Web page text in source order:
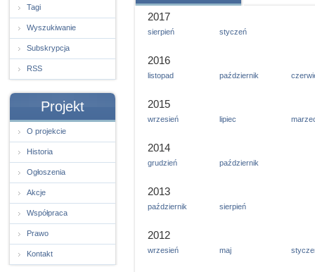
Tagi
Wyszukiwanie
Subskrypcja
RSS
Projekt
O projekcie
Historia
Ogłoszenia
Akcje
Współpraca
Prawo
Kontakt
2017
sierpień styczeń
2016
listopad październik
2015
wrzesień lipiec
2014
grudzień październik
2013
październik sierpień
2012
wrzesień maj